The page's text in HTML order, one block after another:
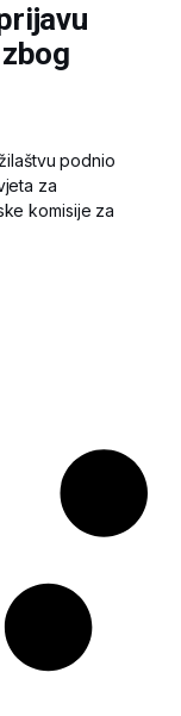
podnio
za
komisije za